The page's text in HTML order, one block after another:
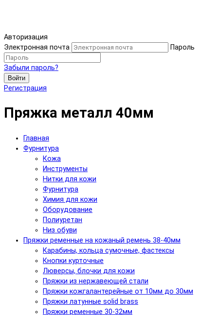
Авторизация
Электронная почта
Пароль
Забыли пароль?
Войти
Регистрация
Пряжка металл 40мм
Главная
Фурнитура
Кожа
Инструменты
Нитки для кожи
Фурнитура
Химия для кожи
Оборудование
Полиуретан
Низ обуви
Пряжки ременные на кожаный ремень 38-40мм
Карабины, кольца сумочные, фастексы
Кнопки курточные
Люверсы, блочки для кожи
Пряжки из нержавеющей стали
Пряжки кожгалантерейные от 10мм до 30мм
Пряжки латунные solid brass
Пряжки ременные 30-32мм